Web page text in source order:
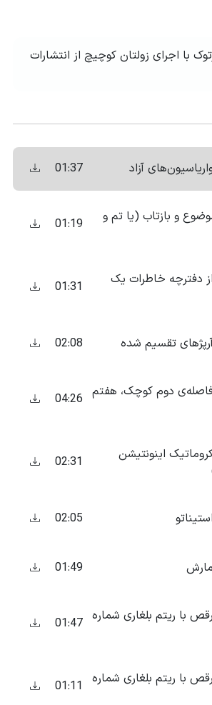
با اجرای زولتان کوچیچ از انتشارات
01:37
141 -موضوع و بازتاب (یا تم و
01:19
142 - از دفترچه خاطرات یک
01:31
02:08
144 - فاصله‌ی دوم کوچک، هفتم 04:26
145 - کروماتیک اینونتیشن
02:31
02:05
01:49
148 - رقص با ریتم بلغاری شماره 01:47
149 - رقص با ریتم بلغاری شماره
01:11